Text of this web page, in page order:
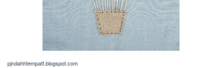
pjndahhtempatt.blogspot.com